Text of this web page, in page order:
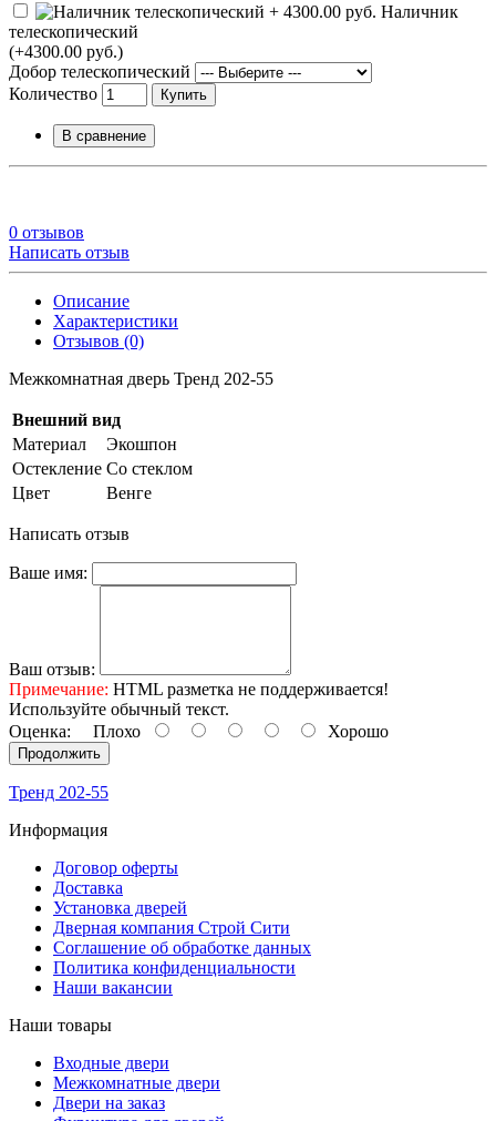
Наличник
телескопический
(+4300.00 руб.)
Добор телескопический
Количество
Купить
В сравнение
0 отзывов
Написать отзыв
Описание
Характеристики
Отзывов (0)
Межкомнатная дверь Тренд 202-55
Внешний вид
Материал
Экошпон
Остекление Со стеклом
Цвет
Венге
Написать отзыв
Ваше имя:
Ваш отзыв:
Примечание: HTML разметка не поддерживается!
Используйте обычный текст.
Оценка: Плохо Хорошо
Продолжить
Тренд 202-55
Информация
Договор оферты
Доставка
Установка дверей
Дверная компания Строй Сити
Соглашение об обработке данных
Политика конфиденциальности
Наши вакансии
Наши товары
Входные двери
Межкомнатные двери
Двери на заказ